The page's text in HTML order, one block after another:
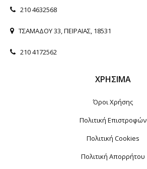
210 4632568
ΤΣΑΜΑΔΟΥ 33, ΠΕΙΡΑΙΑΣ, 18531
210 4172562
ΧΡΉΣΙΜΑ
Όροι Χρήσης
Πολιτική Επιστροφών
Πολιτική Cookies
Πολιτική Απορρήτου